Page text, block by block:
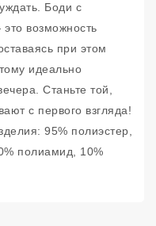
Боди с
возможность
при этом
идеально
Станьте той,
с первого взгляда!
95% полиэстер,
полиамид, 10%